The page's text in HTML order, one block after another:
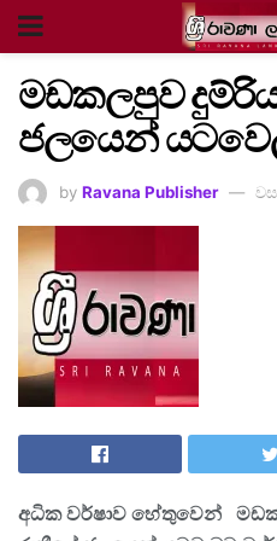
මඩකලපුව
ජලයෙන්
by Ravana Publisher
අධික වර්ෂාව හේතුවෙන්